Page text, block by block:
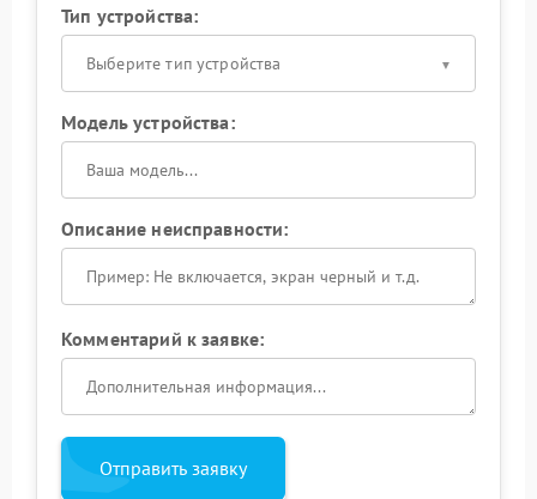
Тип устройства:
Выберите тип устройства
Модель устройства:
Описание неисправности:
Комментарий к заявке:
Отправить заявку